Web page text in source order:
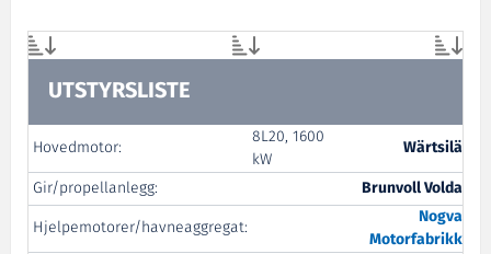
UTSTYRSLISTE
Hovedmotor:
8L20, 1600
kW
Wärtsilä
Gir/propellanlegg:
Brunvoll Volda
Hjelpemotorer/havneaggregat:
Nogva
Motorfabrikk